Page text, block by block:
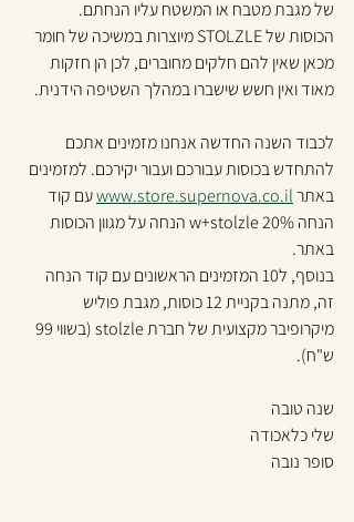
של מגבת מטבח או המשטח עליו הנחתם.
הכוסות של STOLZLE מיוצרות במשיכה של חומר
מכאן שאין להם חלקים מחוברים, לכן הן חזקות
מאוד ואין חשש שישברו במהלך השטיפה הידנית.
לכבוד השנה החדשה אנחנו מזמינים אתכם
להתחדש בכוסות עבורכם ועבור יקירכם. למזמינים
באתר www.store.supernova.co.il עם קוד
הנחה w+stolzle 20% הנחה על מגוון הכוסות
באתר.
בנוסף, ל10 המזמינים הראשונים עם קוד הנחה
זה, מתנה בקניית 12 כוסות, מגבת פוליש
ש"ח).
שנה טובה
שלי כלאכודה
סופר נובה